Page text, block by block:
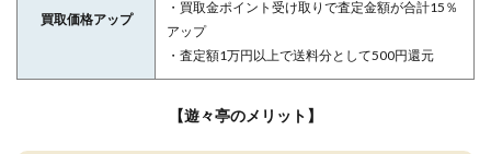
買取価格アップ
・買取金ポイント受け取りで査定金額が合計15％
アップ
・査定額1万円以上で送料分として500円還元
【遊々亭のメリット】